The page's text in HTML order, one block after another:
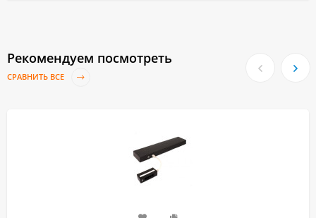
Рекомендуем посмотреть
СРАВНИТЬ ВСЕ